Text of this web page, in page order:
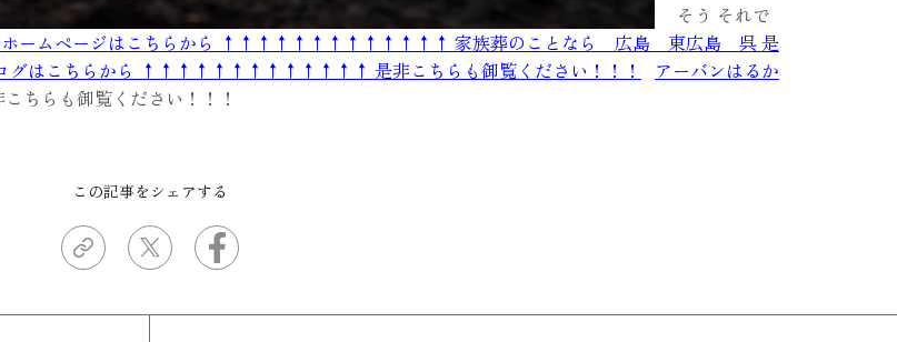
そう それで
ホームページはこちらから ↑↑↑↑↑↑↑↑↑↑↑↑↑ 家族葬のことなら 広島 東広島 呉 是
ログはこちらから ↑↑↑↑↑↑↑↑↑↑↑↑↑ 是非こちらも御覧ください！！！
アーバンはるか
も御覧ください！！！
この記事をシェアする